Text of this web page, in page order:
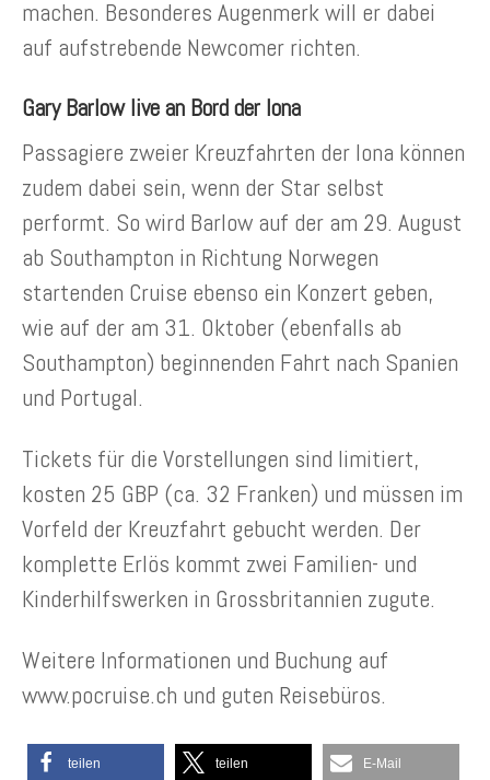
machen. Besonderes Augenmerk will er dabei
auf aufstrebende Newcomer richten.
Gary Barlow live an Bord der Iona
Passagiere zweier Kreuzfahrten der Iona können
zudem dabei sein, wenn der Star selbst
performt. So wird Barlow auf der am 29. August
ab Southampton in Richtung Norwegen
startenden Cruise ebenso ein Konzert geben,
wie auf der am 31. Oktober (ebenfalls ab
Southampton) beginnenden Fahrt nach Spanien
und Portugal.
Tickets für die Vorstellungen sind limitiert,
kosten 25 GBP (ca. 32 Franken) und müssen im
Vorfeld der Kreuzfahrt gebucht werden. Der
komplette Erlös kommt zwei Familien- und
Kinderhilfswerken in Grossbritannien zugute.
Weitere Informationen und Buchung auf
www.pocruise.ch und guten Reisebüros.
teilen teilen E-Mail